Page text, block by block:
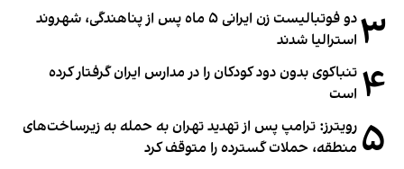
۳
دو فوتبالیست زن ایرانی ۵ ماه پس از پناهندگی، شهروند
استرالیا شدند
۴ تنباکوی بدون دود کودکان را در مدارس ایران گرفتار کرده
است
۵ رویترز: ترامپ پس از تهدید تهران به حمله به زیرساخت‌های
منطقه، حملات گسترده را متوقف کرد